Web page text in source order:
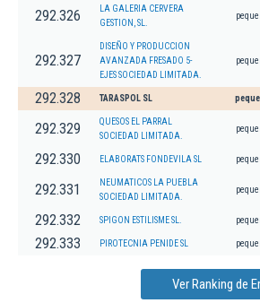
292.326
LA GALERIA CERVERA
GESTION, SL.
292.327
DISEÑO Y PRODUCCION
AVANZADA FRESADO 5-
EJES SOCIEDAD LIMITADA.
292.328 TARASPOL SL
292.329
QUESOS EL PARRAL
SOCIEDAD LIMITADA.
292.330 ELABORATS FONDEVILA SL
292.331
NEUMATICOS LA PUEBLA
SOCIEDAD LIMITADA.
292.332 SPIGON ESTILISME SL.
292.333 PIROTECNIA PENIDE SL
Ver Ranking de